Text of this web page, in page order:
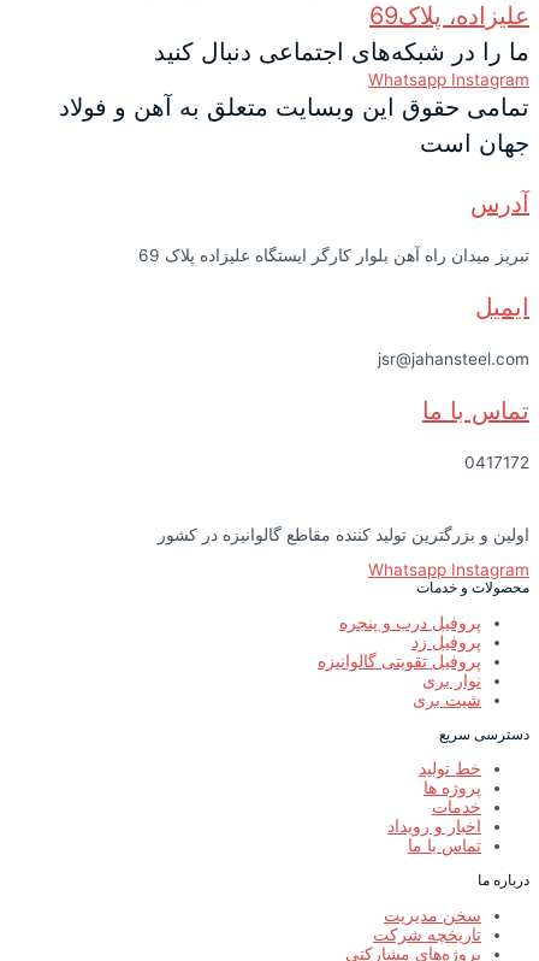
علیزاده، پلاک69
ما را در شبکه‌های اجتماعی دنبال کنید
Whatsapp Instagram
تمامی حقوق این وبسایت متعلق به آهن و فولاد
جهان است
آدرس
تبریز میدان راه آهن بلوار کارگر ایستگاه علیزاده پلاک 69
ایمیل
jsr@jahansteel.com
تماس با ما
0417172
اولین و بزرگترین تولید کننده مقاطع گالوانیزه در کشور
Whatsapp Instagram
محصولات و خدمات
پروفیل درب و پنجره
پروفیل زد
پروفیل تقویتی گالوانیزه
نوار بری
شیت بری
دسترسی سریع
خط تولید
پروژه ها
خدمات
اخبار و رویداد
تماس با ما
درباره ما
سخن مدیریت
تاریخچه شرکت
پروژه‌های مشارکتی